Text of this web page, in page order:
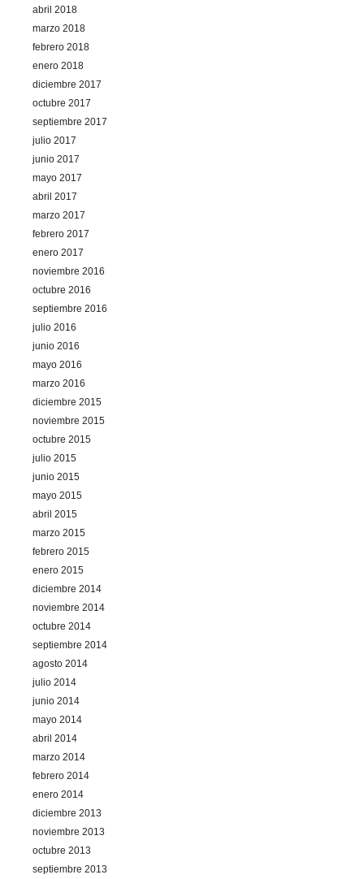
abril 2018
marzo 2018
febrero 2018
enero 2018
diciembre 2017
octubre 2017
septiembre 2017
julio 2017
junio 2017
mayo 2017
abril 2017
marzo 2017
febrero 2017
enero 2017
noviembre 2016
octubre 2016
septiembre 2016
julio 2016
junio 2016
mayo 2016
marzo 2016
diciembre 2015
noviembre 2015
octubre 2015
julio 2015
junio 2015
mayo 2015
abril 2015
marzo 2015
febrero 2015
enero 2015
diciembre 2014
noviembre 2014
octubre 2014
septiembre 2014
agosto 2014
julio 2014
junio 2014
mayo 2014
abril 2014
marzo 2014
febrero 2014
enero 2014
diciembre 2013
noviembre 2013
octubre 2013
septiembre 2013